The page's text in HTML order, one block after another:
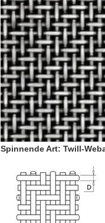
Spinnende Art: Twill-